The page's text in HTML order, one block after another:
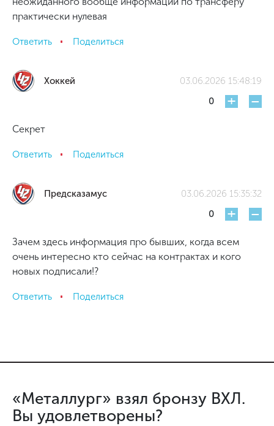
практически нулевая
Ответить Поделиться
Хоккей
03.06.2026 15:48:19
0
+ -
Секрет
Ответить Поделиться
Предсказамус
03.06.2026 15:35:32
0
+ -
Зачем здесь информация про бывших, когда всем
очень интересно кто сейчас на контрактах и кого
новых подписали!?
Ответить Поделиться
«Металлург» взял бронзу ВХЛ.
Вы удовлетворены?